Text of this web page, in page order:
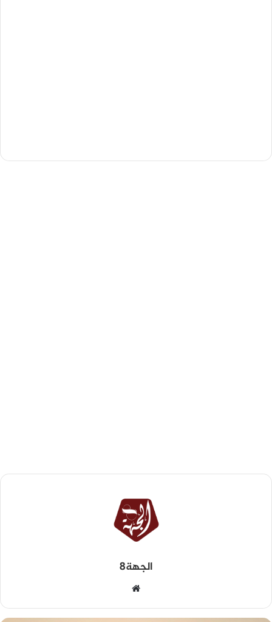
الجهة8